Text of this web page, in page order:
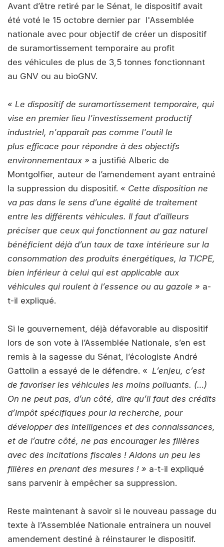
Avant d’être retiré par le Sénat, le dispositif avait
été voté le 15 octobre dernier par l'Assemblée
nationale avec pour objectif de créer un dispositif
de suramortissement temporaire au profit
des véhicules de plus de 3,5 tonnes fonctionnant
au GNV ou au bioGNV.
« Le dispositif de suramortissement temporaire, qui
vise en premier lieu l'investissement productif
industriel, n'apparaît pas comme l'outil le
plus efficace pour répondre à des objectifs
environnementaux » a justifié Alberic de
Montgolfier, auteur de l’amendement ayant entrainé
la suppression du dispositif. « Cette disposition ne
va pas dans le sens d’une égalité de traitement
entre les différents véhicules. Il faut d’ailleurs
préciser que ceux qui fonctionnent au gaz naturel
bénéficient déjà d’un taux de taxe intérieure sur la
consommation des produits énergétiques, la TICPE,
bien inférieur à celui qui est applicable aux
véhicules qui roulent à l’essence ou au gazole » a-
t-il expliqué.
Si le gouvernement, déjà défavorable au dispositif
lors de son vote à l’Assemblée Nationale, s’en est
remis à la sagesse du Sénat, l’écologiste André
Gattolin a essayé de le défendre. « L’enjeu, c’est
de favoriser les véhicules les moins polluants. (…)
On ne peut pas, d’un côté, dire qu’il faut des crédits
d’impôt spécifiques pour la recherche, pour
développer des intelligences et des connaissances,
et de l’autre côté, ne pas encourager les filières
avec des incitations fiscales ! Aidons un peu les
filières en prenant des mesures ! » a-t-il expliqué
sans parvenir à empêcher sa suppression.
Reste maintenant à savoir si le nouveau passage du
texte à l’Assemblée Nationale entrainera un nouvel
amendement destiné à réinstaurer le dispositif.